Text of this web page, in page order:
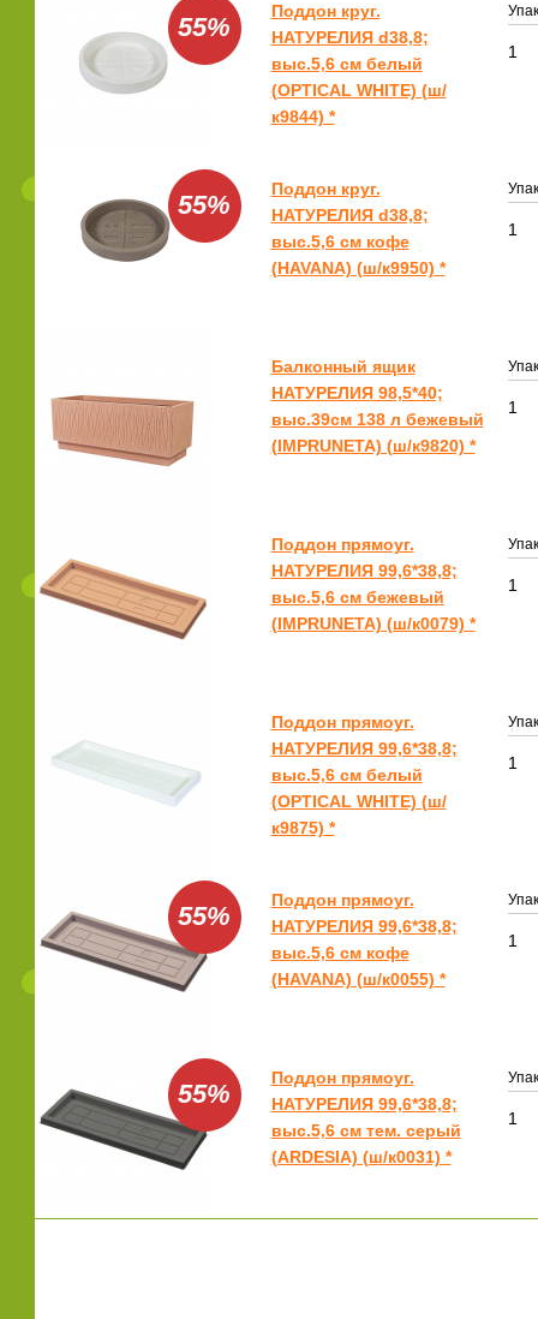
55%
Поддон круг.
НАТУРЕЛИЯ d38,8;
выс.5,6 см белый
(OPTICAL WHITE) (ш/
к9844) *
1
55%
Поддон круг.
НАТУРЕЛИЯ d38,8;
выс.5,6 см кофе
(HAVANA) (ш/к9950) *
1
Балконный ящик
НАТУРЕЛИЯ 98,5*40;
выс.39см 138 л бежевый
(IMPRUNETA) (ш/к9820) *
1
Поддон прямоуг.
НАТУРЕЛИЯ 99,6*38,8;
выс.5,6 см бежевый
(IMPRUNETA) (ш/к0079) *
1
Поддон прямоуг.
НАТУРЕЛИЯ 99,6*38,8;
выс.5,6 см белый
(OPTICAL WHITE) (ш/
к9875) *
1
55%
Поддон прямоуг.
НАТУРЕЛИЯ 99,6*38,8;
выс.5,6 см кофе
(HAVANA) (ш/к0055) *
1
55%
Поддон прямоуг.
НАТУРЕЛИЯ 99,6*38,8;
выс.5,6 см тем. серый
(ARDESIA) (ш/к0031) *
1